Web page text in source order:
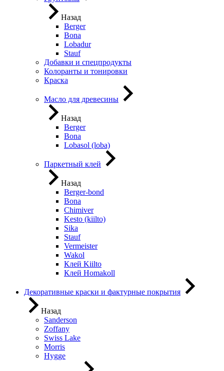
Назад
Berger
Bona
Lobadur
Stauf
Добавки и спецпродукты
Колоранты и тонировки
Краска
Масло для древесины
Назад
Berger
Bona
Lobasol (loba)
Паркетный клей
Назад
Berger-bond
Bona
Chimiver
Kesto (kiilto)
Sika
Stauf
Vermeister
Wakol
Клей Kiilto
Клей Homakoll
Декоративные краски и фактурные покрытия
Назад
Sanderson
Zoffany
Swiss Lake
Morris
Hygge